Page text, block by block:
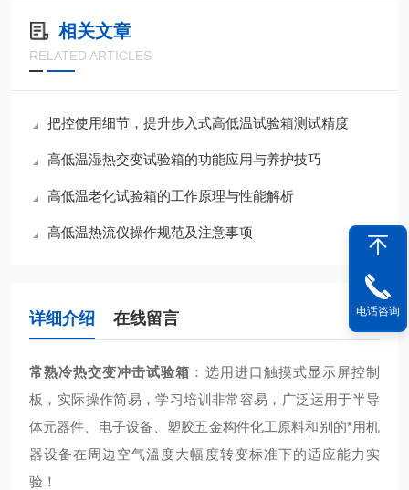
相关文章
RELATED ARTICLES
把控使用细节，提升步入式高低温试验箱测试精度
高低温湿热交变试验箱的功能应用与养护技巧
高低温老化试验箱的工作原理与性能解析
高低温热流仪操作规范及注意事项
详细介绍 在线留言
常熟冷热交变冲击试验箱 ： 选用进口触摸式显示屏控制
板，实际操作简易，学习培训非常容易，广泛运用于半导
体元器件、电子设备、塑胶五金构件化工原料和别的*用机
器设备在周边空气溫度大幅度转变标准下的适应能力实
验！
电话咨询